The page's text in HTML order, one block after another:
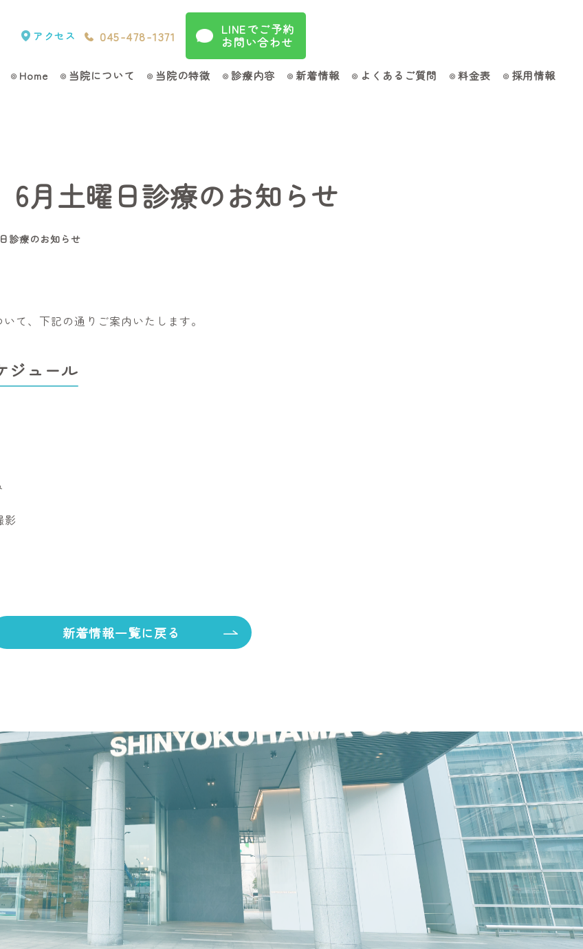
アクセス 045-478-1371 LINEでご予約
お問い合わせ
Home 当院について 当院の特徴 診療内容 新着情報 よくあるご質問 料金表 採用情報
6月土曜日診療のお知らせ
診療のお知らせ
て、下記の通りご案内いたします。
ジュール
新着情報一覧に戻る